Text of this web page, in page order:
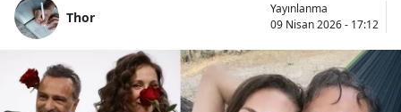
Thor
Yayınlanma
09 Nisan 2026 - 17:12